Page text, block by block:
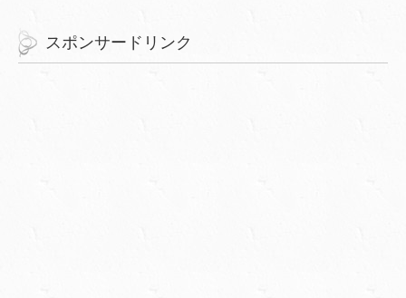
スポンサードリンク